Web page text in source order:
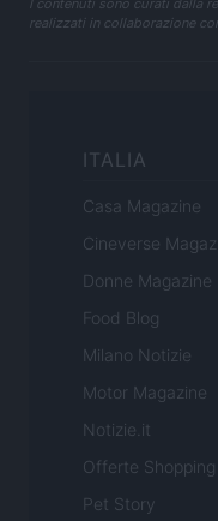
realizzati in collaborazione
ITALIA
Casa Magazine
Cineverse
Donne Magazine
Food Blog
Milano Notizie
Motor Magazine
Notizie.it
Offerte Shopping
Pet Story